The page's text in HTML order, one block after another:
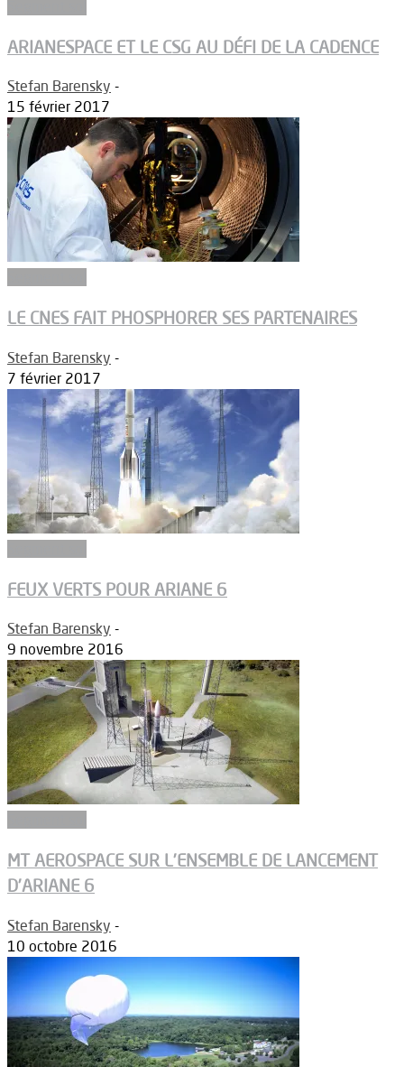
ARIANESPACE ET LE CSG AU DÉFI DE LA CADENCE
Stefan Barensky -
15 février 2017
LE CNES FAIT PHOSPHORER SES PARTENAIRES
Stefan Barensky -
7 février 2017
FEUX VERTS POUR ARIANE 6
Stefan Barensky -
9 novembre 2016
MT AEROSPACE SUR L’ENSEMBLE DE LANCEMENT
D’ARIANE 6
Stefan Barensky -
10 octobre 2016